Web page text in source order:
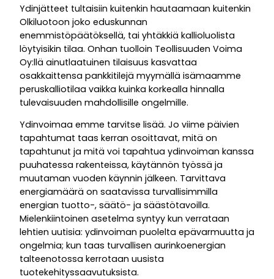
Ydinjätteet tultaisiin kuitenkin hautaamaan kuitenkin
Olkiluotoon joko eduskunnan
enemmistöpäätöksellä, tai yhtäkkiä kallioluolista
löytyisikin tilaa. Onhan tuolloin Teollisuuden Voima
Oy:llä ainutlaatuinen tilaisuus kasvattaa
osakkaittensa pankkitilejä myymällä isämaamme
peruskalliotilaa vaikka kuinka korkealla hinnalla
tulevaisuuden mahdollisille ongelmille.
Ydinvoimaa emme tarvitse lisää. Jo viime päivien
tapahtumat taas kerran osoittavat, mitä on
tapahtunut ja mitä voi tapahtua ydinvoiman kanssa
puuhatessa rakenteissa, käytännön työssä ja
muutaman vuoden käynnin jälkeen. Tarvittava
energiamäärä on saatavissa turvallisimmilla
energian tuotto-, säätö- ja säästötavoilla.
Mielenkiintoinen asetelma syntyy kun verrataan
lehtien uutisia: ydinvoiman puolelta epävarmuutta ja
ongelmia; kun taas turvallisen aurinkoenergian
talteenotossa kerrotaan uusista
tuotekehityssaavutuksista.